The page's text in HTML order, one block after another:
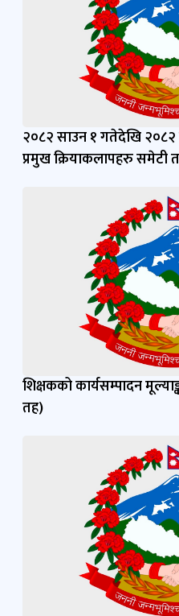
२०८२ साउन १ गतेदेखि
प्रमुख क्रियाकलापहरु समेटी
शिक्षकको कार्यसम्पादन
तह)